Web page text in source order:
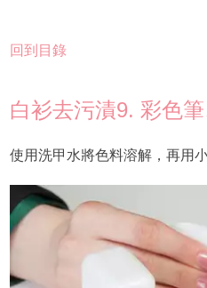
回到目錄
白衫去污漬9. 彩色
使用洗甲水將色料溶解，再用